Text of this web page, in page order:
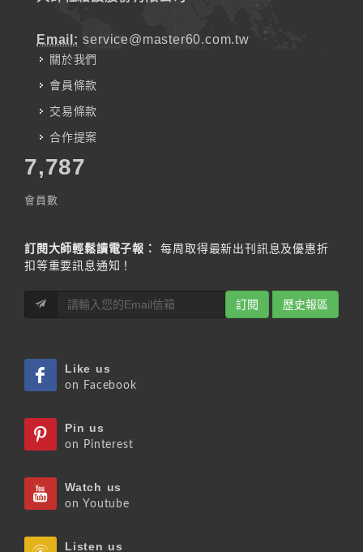
Email: service@master60.com.tw
關於我們
會員條款
交易條款
合作提案
7,787
會員數
訂閱大師輕鬆讀電子報：
每周取得最新出刊訊息及優惠折
扣等重要訊息通知！
訂閱 歷史報區
Like us
on Facebook
Pin us
on Pinterest
Watch us
on Youtube
Listen us